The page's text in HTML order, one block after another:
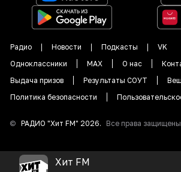
Радио Новости Подкасты
VK
Одноклассники
MAX О нас
Выдача призов
Результаты СОУТ
Политика безопасности
© РАДИО "Хит FM" 2026. Все права
Хит FM